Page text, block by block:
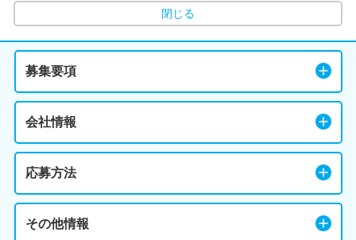
閉じる
募集要項
会社情報
応募方法
その他情報